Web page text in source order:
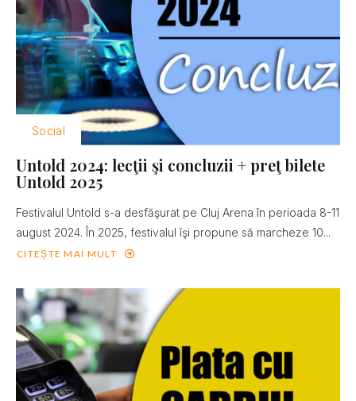
Social
Untold 2024: lecţii şi concluzii + preţ bilete
Untold 2025
Festivalul Untold s-a desfăşurat pe Cluj Arena în perioada 8-11
august 2024. În 2025, festivalul îşi propune să marcheze 10...
CITEȘTE MAI MULT